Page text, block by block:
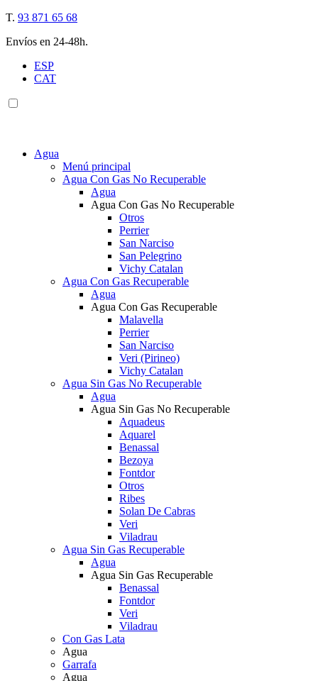
T. 93 871 65 68
Envíos en 24-48h.
ESP
CAT
Agua
Menú principal
Agua Con Gas No Recuperable
Agua
Agua Con Gas No Recuperable
Otros
Perrier
San Narciso
San Pelegrino
Vichy Catalan
Agua Con Gas Recuperable
Agua
Agua Con Gas Recuperable
Malavella
Perrier
San Narciso
Veri (Pirineo)
Vichy Catalan
Agua Sin Gas No Recuperable
Agua
Agua Sin Gas No Recuperable
Aquadeus
Aquarel
Benassal
Bezoya
Fontdor
Otros
Ribes
Solan De Cabras
Veri
Viladrau
Agua Sin Gas Recuperable
Agua
Agua Sin Gas Recuperable
Benassal
Fontdor
Veri
Viladrau
Con Gas Lata
Agua
Garrafa
Agua